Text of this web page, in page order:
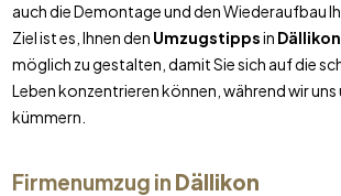
auch die Demontage und den Wiederaufbau
Ziel ist es, Ihnen den Umzugstippsin Dällikon
möglich zu gestalten, damit Sie sich auf die
Leben konzentrieren können, während wir uns
kümmern.
Firmenumzug in Dällikon